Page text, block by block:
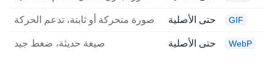
GIF حتى الأصلية صورة متحركة أو ثابتة، تدعم الحركة
WebP حتى الأصلية صيغة حديثة، ضغط جيد